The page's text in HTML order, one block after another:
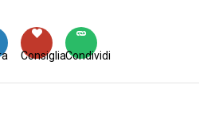
Condividi
Consiglia